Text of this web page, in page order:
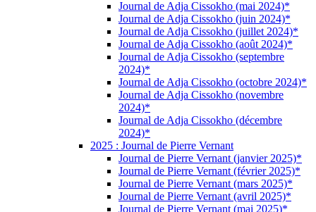
Journal de Adja Cissokho (mai 2024)*
Journal de Adja Cissokho (juin 2024)*
Journal de Adja Cissokho (juillet 2024)*
Journal de Adja Cissokho (août 2024)*
Journal de Adja Cissokho (septembre
2024)*
Journal de Adja Cissokho (octobre 2024)*
Journal de Adja Cissokho (novembre
2024)*
Journal de Adja Cissokho (décembre
2024)*
2025 : Journal de Pierre Vernant
Journal de Pierre Vernant (janvier 2025)*
Journal de Pierre Vernant (février 2025)*
Journal de Pierre Vernant (mars 2025)*
Journal de Pierre Vernant (avril 2025)*
Journal de Pierre Vernant (mai 2025)*